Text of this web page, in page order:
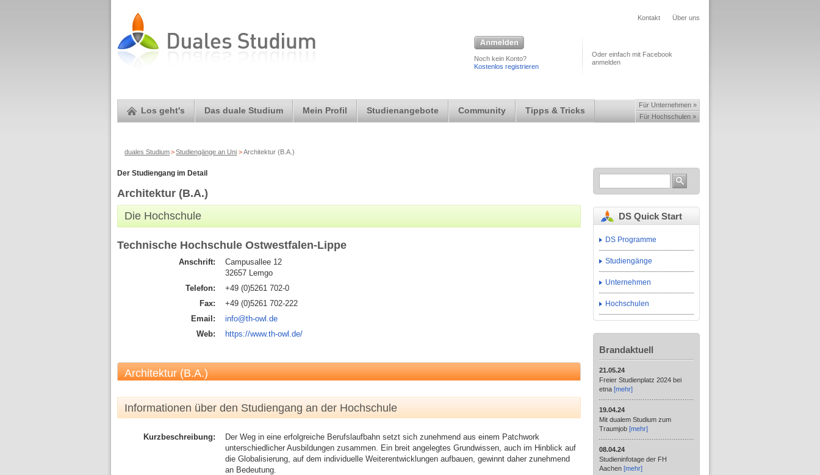
Kontakt Über uns
Noch kein Konto?
Kostenlos registrieren
Oder einfach mit Facebook
anmelden
Los geht's Das duale Studium Mein Profil Studienangebote Community Tipps & Tricks
Für Unternehmen »
Für Hochschulen »
duales Studium> Studiengänge an Uni >Architektur (B.A.)
Der Studiengang im Detail
Architektur (B.A.)
Die Hochschule
Technische Hochschule Ostwestfalen-Lippe
Anschrift:
Campusallee 12
32657 Lemgo
Telefon:
+49 (0)5261 702-0
Fax:
+49 (0)5261 702-222
Email:
info@th-owl.de
Web:
https://www.th-owl.de/
Architektur (B.A.)
Informationen über den Studiengang an der Hochschule
Kurzbeschreibung:
Der Weg in eine erfolgreiche Berufslaufbahn setzt sich zunehmend aus einem Patchwork
unterschiedlicher Ausbildungen zusammen. Ein breit angelegtes Grundwissen, auch im Hinblick auf
die Globalisierung, auf dem individuelle Weiterentwicklungen aufbauen, gewinnt daher zunehmend
an Bedeutung.
DS Quick Start
DS Programme
Studiengänge
Unternehmen
Hochschulen
Brandaktuell
21.05.24
Freier Studienplatz 2024 bei
etna [mehr]
19.04.24
Mit dualem Studium zum
Traumjob [mehr]
08.04.24
Studieninfotage der FH
Aachen [mehr]